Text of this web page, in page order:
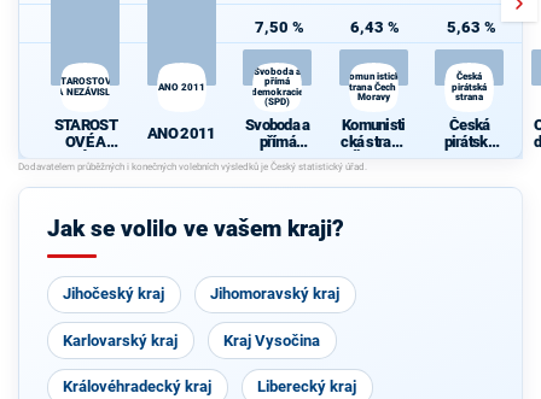
STAROSTOVÉ
A NEZÁVISLÍ
STAROST
OVÉ A
NEZÁVISL
Í
ANO 2011
ANO 2011
7,50 %
Svoboda a
přímá
demokracie
(SPD)
Svoboda a
přímá
demokraci
e (SPD)
6,43 %
Komunistická
strana Čech a
Moravy
Komunisti
cká strana
Čech a
Moravy
5,63 %
Česká
pirátská
strana
Česká
pirátská
strana
Jak se volilo ve vašem kraji?
Jihočeský kraj Jihomoravský kraj
Karlovarský kraj Kraj Vysočina
Královéhradecký kraj Liberecký kraj